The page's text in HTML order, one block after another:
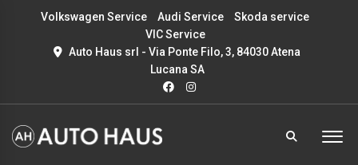
Volkswagen Service Audi Service
Skoda service
VIC Service
Auto Haus srl - Via Ponte Filo, 3, 84030 Atena
Lucana SA